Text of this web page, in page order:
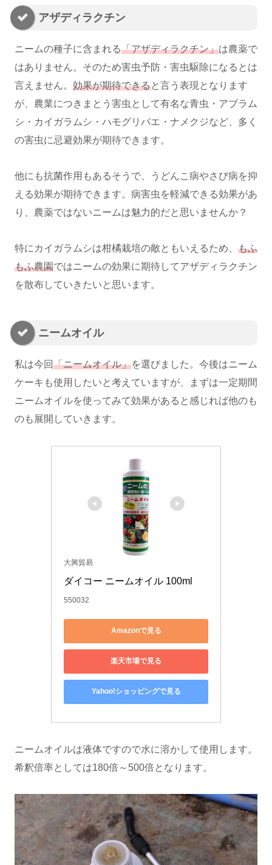
アザディラクチン
ニームの種子に含まれる「アザディラクチン」は農薬で
はありません。そのため害虫予防・害虫駆除になるとは
言えません。 効果が期待できると言う表現となります
が、農業につきまとう害虫として有名な青虫・アブラム
シ・カイガラムシ・ハモグリバエ・ナメクジなど、多く
の害虫に忌避効果が期待できます。
他にも抗菌作用もあるそうで、うどんこ病やさび病を抑
える効果が期待できます。病害虫を軽減できる効果があ
り、農薬ではないニームは魅力的だと思いませんか？
特にカイガラムシは柑橘栽培の敵ともいえるため、 もふ
もふ農園ではニームの効果に期待してアザディラクチン
を散布していきたいと思います。
ニームオイル
私は今回「ニームオイル」を選びました。今後はニーム
ケーキも使用したいと考えていますが、まずは一定期間
ニームオイルを使ってみて効果があると感じれば他のも
のも展開していきます。
大興貿易
ダイコー ニームオイル 100ml
550032
Amazonで見る
楽天市場で見る
Yahoo!ショッピングで見る
ニームオイルは液体ですので水に溶かして使用します。
希釈倍率としては180倍～500倍となります。